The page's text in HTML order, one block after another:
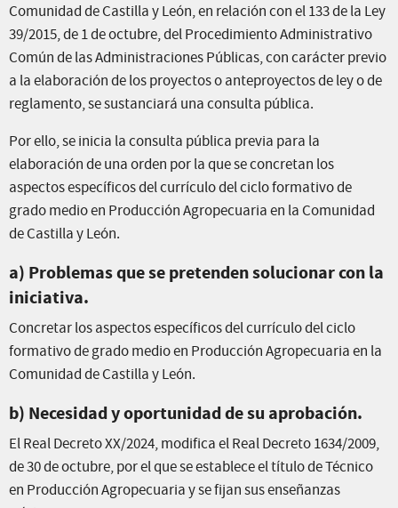
Comunidad de Castilla y León, en relación con el 133 de la Ley
39/2015, de 1 de octubre, del Procedimiento Administrativo
Común de las Administraciones Públicas, con carácter previo
a la elaboración de los proyectos o anteproyectos de ley o de
reglamento, se sustanciará una consulta pública.
Por ello, se inicia la consulta pública previa para la
elaboración de una orden por la que se concretan los
aspectos específicos del currículo del ciclo formativo de
grado medio en Producción Agropecuaria en la Comunidad
de Castilla y León.
a) Problemas que se pretenden solucionar con la
iniciativa.
Concretar los aspectos específicos del currículo del ciclo
formativo de grado medio en Producción Agropecuaria en la
Comunidad de Castilla y León.
b) Necesidad y oportunidad de su aprobación.
El Real Decreto XX/2024, modifica el Real Decreto 1634/2009,
de 30 de octubre, por el que se establece el título de Técnico
en Producción Agropecuaria y se fijan sus enseñanzas